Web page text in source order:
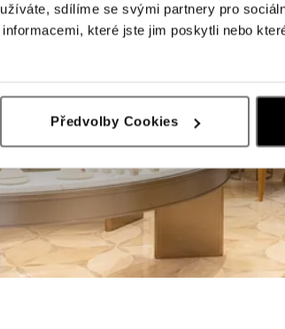
sdílíme se svými partnery pro
které jste jim poskytli nebo
Předvolby Cookies